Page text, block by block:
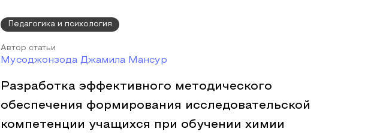
Педагогика и психология
Автор статьи
Мусоджонзода Джамила Мансур
Разработка эффективного методического
обеспечения формирования исследовательской
компетенции учащихся при обучении химии